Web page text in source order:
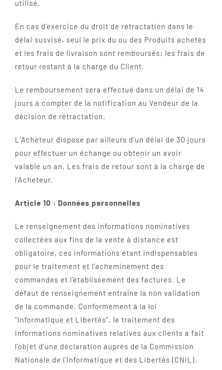
utilisé.
En cas d’exercice du droit de rétractation dans le
délai susvisé, seul le prix du ou des Produits achetés
et les frais de livraison sont remboursés; les frais de
retour restant à la charge du Client.
Le remboursement sera effectué dans un délai de 14
jours à compter de la notification au Vendeur de la
décision de rétractation.
L’Acheteur dispose par ailleurs d’un délai de 30 jours
pour effectuer un échange ou obtenir un avoir
valable un an. Les frais de retour sont à la charge de
l’Acheteur.
Article 10 : Données personnelles
Le renseignement des informations nominatives
collectées aux fins de la vente à distance est
obligatoire, ces informations étant indispensables
pour le traitement et l’acheminement des
commandes et l’établissement des factures. Le
défaut de renseignement entraîne la non validation
de la commande. Conformément à la loi
“Informatique et Libertés”, le traitement des
informations nominatives relatives aux clients a fait
l’objet d’une déclaration auprès de la Commission
Nationale de l’Informatique et des Libertés (CNIL).